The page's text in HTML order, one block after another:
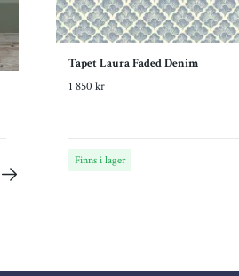
Tapet Laura Faded Denim
1 850 kr
Finns i lager